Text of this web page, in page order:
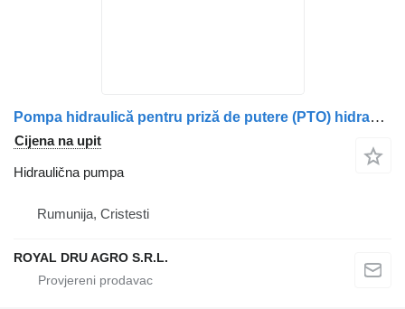
Pompa hidraulică pentru priză de putere (PTO) hidraulična pumpa za Volvo – Hidranorm kamiona
Cijena na upit
Hidraulična pumpa
Rumunija, Cristesti
ROYAL DRU AGRO S.R.L.